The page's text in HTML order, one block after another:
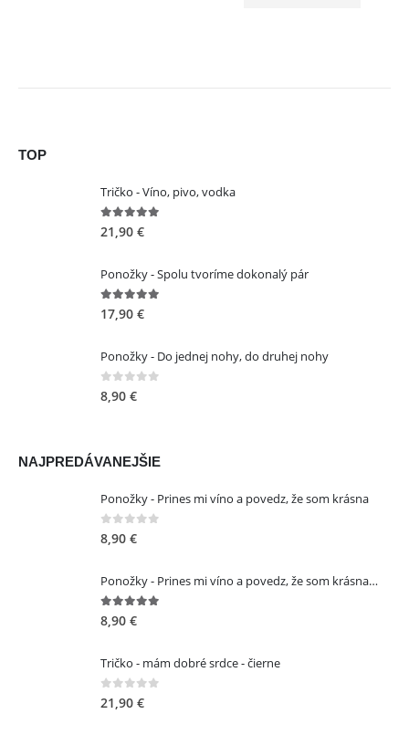
TOP
Tričko - Víno, pivo, vodka
5.00out of 5
21,90 €
Ponožky - Spolu tvoríme dokonalý pár
5.00out of 5
17,90 €
Ponožky - Do jednej nohy, do druhej nohy
0 out of 5
8,90 €
NAJPREDÁVANEJŠIE
Ponožky - Prines mi víno a povedz, že som krásna
0 out of 5
8,90 €
Ponožky - Prines mi víno a povedz, že som krásna - ružové
5.00 out of 5
8,90 €
Tričko - mám dobré srdce - čierne
0 out of 5
21,90 €
Jantárová 30, Košice
INFORMAČNÉ MENU
Podmienky používania
Reklamačný poriadok